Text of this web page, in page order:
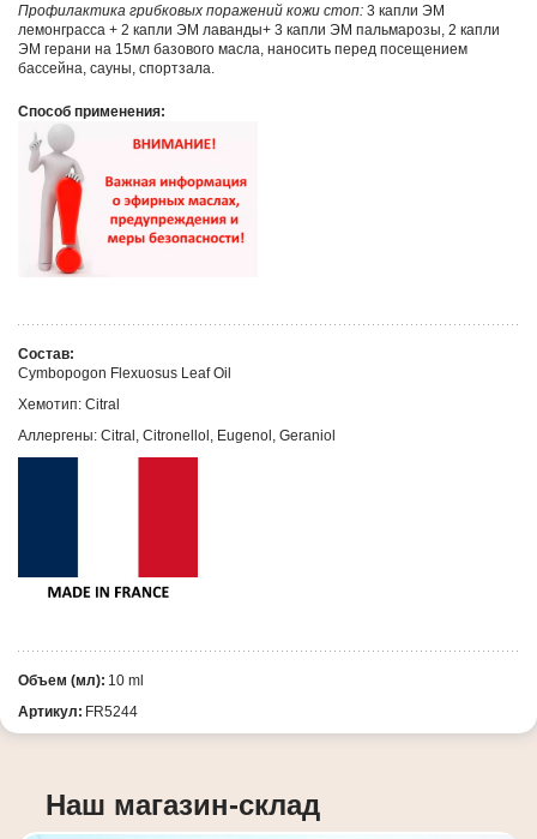
Профилактика грибковых поражений кожи стоп: 3 капли ЭМ
лемонграсса + 2 капли ЭМ лаванды+ 3 капли ЭМ пальмарозы, 2 капли
ЭМ герани на 15мл базового масла, наносить перед посещением
бассейна, сауны, спортзала.
Способ применения:
Состав:
Cymbopogon Flexuosus Leaf Oil
Хемотип: Citral
Аллергены: Citral, Citronellol, Eugenol, Geraniol
Объем (мл): 10 ml
Артикул: FR5244
Наш магазин-склад